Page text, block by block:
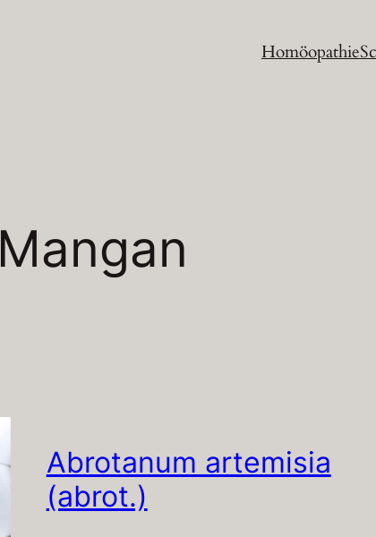
Homöopathie
Mangan
Abrotanum artemisia
(abrot.)